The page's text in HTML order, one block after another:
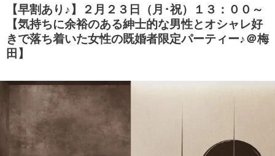
ティー♪＠茶屋町】
女性の既婚者限定ビッグパーティ
ー♪＠池袋】
【早割あり♪】２月２３日（月･祝）１３：００～
【気持ちに余裕のある紳士的な男性とオシャレ好
きで落ち着いた女性の既婚者限定パーティー♪＠梅
田】